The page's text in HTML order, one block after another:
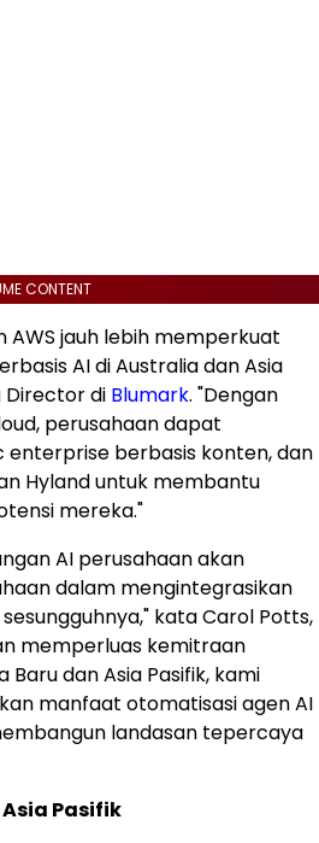
CONTENT
AWS jauh lebih memperkuat
AI di Australia dan Asia
Director di Blumark. "Dengan
perusahaan dapat
berbasis konten, dan
Hyland untuk membantu
mereka."
AI perusahaan akan
dalam mengintegrasikan
kata Carol Potts,
memperluas kemitraan
Baru dan Asia Pasifik, kami
manfaat otomatisasi agen AI
landasan tepercaya
Pasifik